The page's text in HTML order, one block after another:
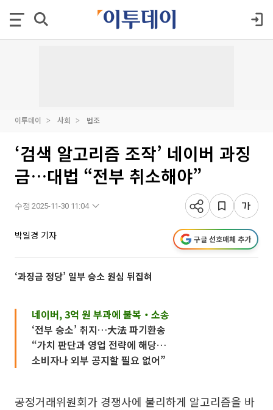
이투데이 사회 법조
‘검색 알고리즘 조작’ 네이버 과징
금…대법 “전부 취소해야”
수정 2025-11-30 11:04
박일경 기자 구글 선호매체 추가
‘과징금 정당’ 일부 승소 원심 뒤집혀
네이버, 3억 원 부과에 불복‧소송
‘전부 승소’ 취지…大法 파기환송
“가치 판단과 영업 전략에 해당…
소비자나 외부 공지할 필요 없어”
공정거래위원회가 경쟁사에 불리하게 알고리즘을 바